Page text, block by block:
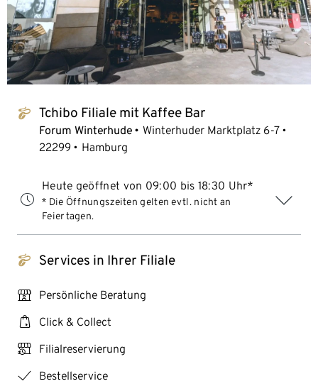
tchibo_logo Tchibo Filiale mit Kaffee Bar
Forum Winterhude
Winterhuder Marktplatz 6-7
22299
Hamburg
Heute geöffnet von 09:00 bis 18:30 Uhr*
* Die Öffnungszeiten gelten evtl. nicht an
Feiertagen.
tchibo_logo Services in Ihrer Filiale
personal_services Persönliche Beratung
click_collect Click & Collect
click_reserve_store Filialreservierung
checkmark Bestellservice